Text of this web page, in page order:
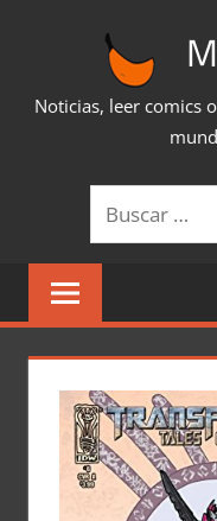
Noticias, leer comics
Buscar: